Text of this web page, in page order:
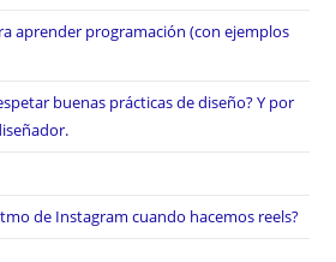
aprender programación (con ejemplos
buenas prácticas de diseño? Y por
de Instagram cuando hacemos reels?